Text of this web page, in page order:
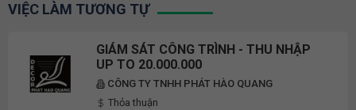
VIỆC LÀM TƯƠNG TỰ
GIÁM SÁT CÔNG TRÌNH - THU NHẬP
UP TO 20.000.000
CÔNG TY TNHH PHÁT HÀO QUANG
Thỏa thuận